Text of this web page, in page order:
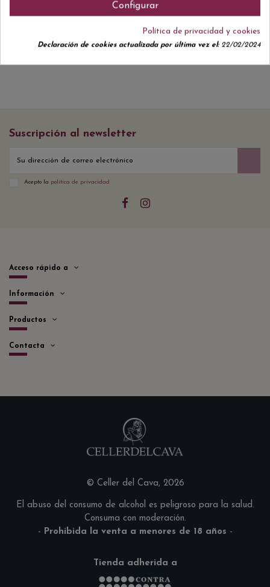
No hay reseñas de clientes en este momento.
Suscripción al newsletter
Acepto la política de privacidad
Acceso rápido a
Información
Productos
Contacta
© Celler del Cava, 2026
El abuso del consumo de alcohol es peligroso para la salud.
Consuma con moderación.
- Prohibida la venta a menores de 18 años -
Tienda adherida a
Configurar
Política de privacidad y cookies
Declaración de cookies actualizada por última vez el:22/02/2024